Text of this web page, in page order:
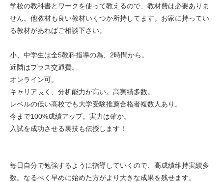
学校の教科書とワークを使って教えるので、教材費は必要ありま
せん。他教材も良い教材いくつか所持してます。お家に持ってい
る教材があればご相談下さい。
小、中学生は全5教科指導の為、2時間から。
近隣はプラス交通費。
オンライン可。
キャリア長く、分析能力が高い。高実績多数。
レベルの低い高校でも大学受験推薦合格者複数人あり。
今まで100%成績アップ。実力は確か。
入試を成功させる裏技も伝授します！
毎日自分で勉強するように指導していくので、高成績維持実績多
数。なるべく早めに始めた方がより大きな成果を残せます。